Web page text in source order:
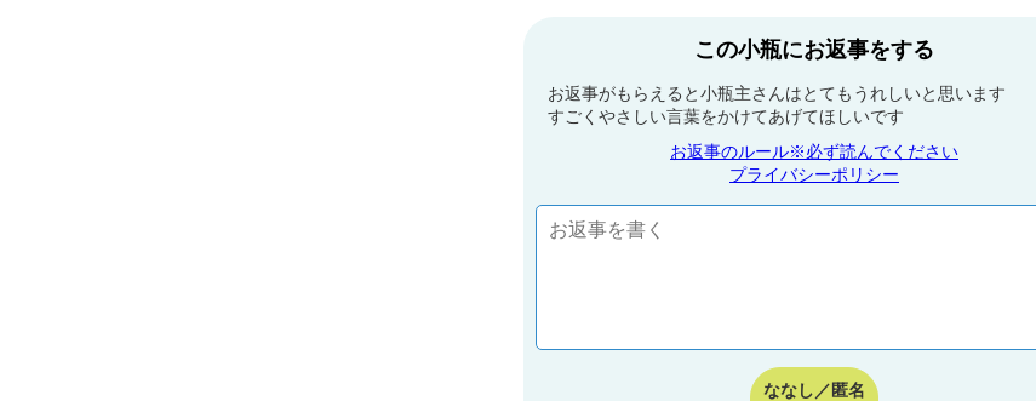
この小瓶にお返事をする
お返事がもらえると小瓶主さんはとてもうれしいと思います
すごくやさしい言葉をかけてあげてほしいです
お返事のルール※必ず読んでください
プライバシーポリシー
ななし／匿名